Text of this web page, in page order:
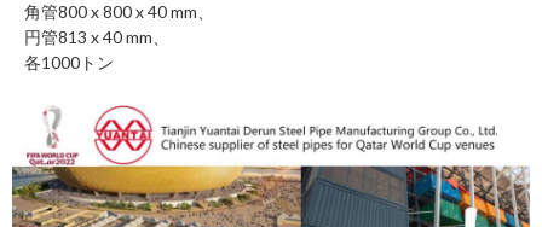
角管800 x 800 x 40 mm、
円管813 x 40 mm、
各1000トン